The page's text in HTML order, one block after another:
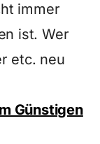
immer
ist. Wer
etc. neu
Günstigen